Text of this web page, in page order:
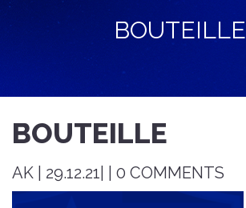
BOUTEILLE
BOUTEILLE
AK | 29.12.21| | 0 COMMENTS